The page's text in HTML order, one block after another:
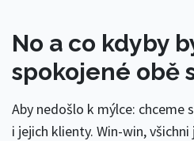
No a co kdyby
spokojené obě
Aby nedošlo k mýlce: chceme
i jejich klienty. Win-win,